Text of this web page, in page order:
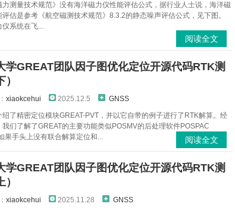
力测量技术规范》没有海洋磁力仪性能评估公式，据行业人士说，海洋磁
评估是参考《航空磁测技术规范》8.3.2的静态噪声评估公式，见下图。
仪系统在飞...
阅读全文
学GREAT团队因子图优化定位开源代码RTK测
xiaokcehui 2025.12.5
GNSS
绍了精密定位模块GREAT-PVT，并以它自带的例子进行了RTK解算。经
我们了解了GREAT的主要功能类似POSMV的后处理软件POSPAC
果手头上没有联合解算定位和...
阅读全文
学GREAT团队因子图优化定位开源代码RTK测
xiaokcehui 2025.11.28
GNSS